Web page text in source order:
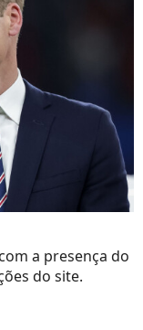
a presença do
do site.